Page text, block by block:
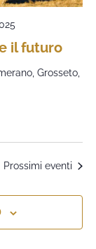
il futuro
Grosseto,
Prossimi eventi